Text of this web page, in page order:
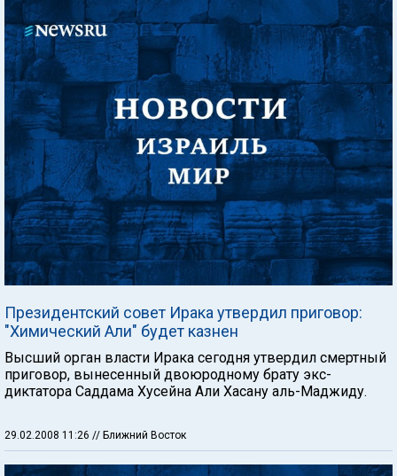
Президентский совет Ирака утвердил приговор:
"Химический Али" будет казнен
Высший орган власти Ирака сегодня утвердил смертный
приговор, вынесенный двоюродному брату экс-
диктатора Саддама Хусейна Али Хасану аль-Маджиду.
29.02.2008 11:26 // Ближний Восток